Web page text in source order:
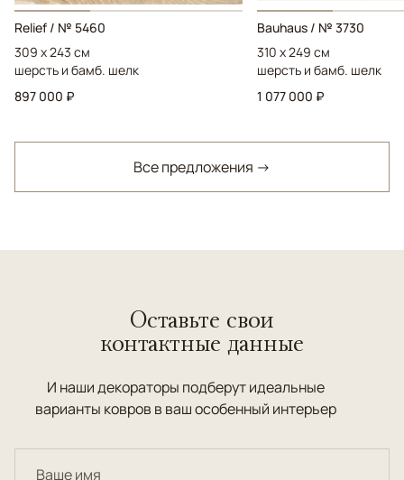
Relief / № 5460
309 x 243 см
шерсть и бамб. шелк
897 000 ₽
Bauhaus / № 3730
310 x 249 см
шерсть и бамб. шелк
1 077 000 ₽
Все предложения →
Оставьте свои
контактные данные
И наши декораторы подберут идеальные
варианты ковров в ваш особенный интерьер